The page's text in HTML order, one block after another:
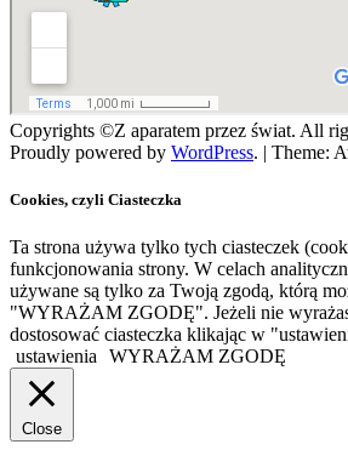
Copyrights ©Z aparatem przez świat. All
Proudly powered by WordPress. | Theme:
Cookies, czyli Ciasteczka
Ta strona używa tylko tych ciasteczek
funkcjonowania strony. W celach
używane są tylko za Twoją zgodą, którą
"WYRAŻAM ZGODĘ". Jeżeli nie
dostosować ciasteczka klikając w
ustawienia
WYRAŻAM ZGODĘ
Close